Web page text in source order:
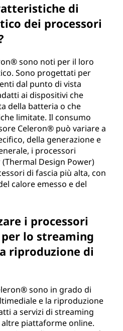
di
dei processori
sono noti per il loro
Sono progettati per
dal punto di vista
ai dispositivi che
della batteria o che
limitate. Il consumo
Celeron® può variare a
della generazione e
i processori
Design Power)
di fascia più alta, con
calore emesso e del
i processori
lo streaming
riproduzione di
sono in grado di
e la riproduzione
a servizi di streaming
altre piattaforme online.